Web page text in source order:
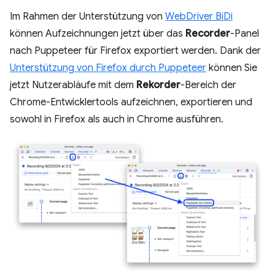
Im Rahmen der Unterstützung von WebDriver BiDi
können Aufzeichnungen jetzt über das Recorder-Panel
nach Puppeteer für Firefox exportiert werden. Dank der
Unterstützung von Firefox durch Puppeteer können Sie
jetzt Nutzerabläufe mit dem Rekorder-Bereich der
Chrome-Entwicklertools aufzeichnen, exportieren und
sowohl in Firefox als auch in Chrome ausführen.